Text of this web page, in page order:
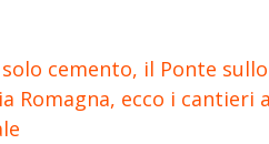
solo cemento, il Ponte
Romagna, ecco i